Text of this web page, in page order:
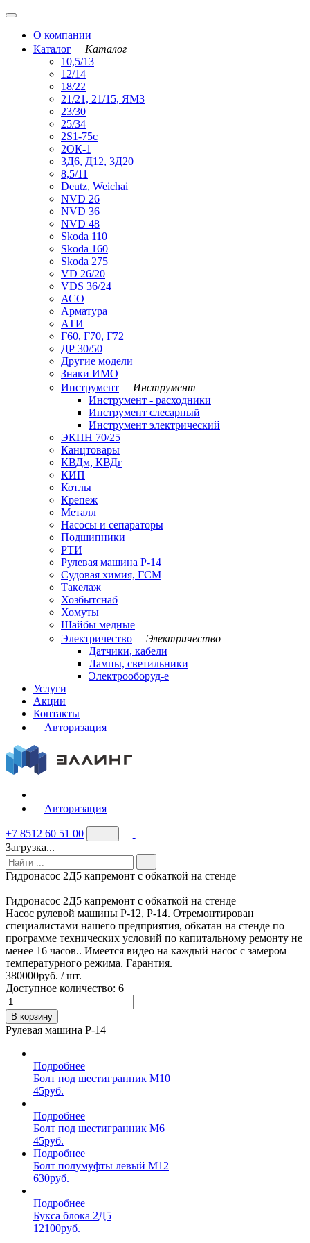
О компании
Каталог
Каталог
10,5/13
12/14
18/22
21/21, 21/15, ЯМЗ
23/30
25/34
2S1-75с
2ОК-1
3Д6, Д12, 3Д20
8,5/11
Deutz, Weichai
NVD 26
NVD 36
NVD 48
Skoda 110
Skoda 160
Skoda 275
VD 26/20
VDS 36/24
АСО
Арматура
АТИ
Г60, Г70, Г72
ДР 30/50
Другие модели
Знаки ИМО
Инструмент
Инструмент
Инструмент - расходники
Инструмент слесарный
Инструмент электрический
ЭКПН 70/25
Канцтовары
КВДм, КВДг
КИП
Котлы
Крепеж
Металл
Насосы и сепараторы
Подшипники
РТИ
Рулевая машина Р-14
Судовая химия, ГСМ
Такелаж
Хозбытснаб
Хомуты
Шайбы медные
Электричество
Электричество
Датчики, кабели
Лампы, светильники
Электрооборуд-е
Услуги
Акции
Контакты
Авторизация
Авторизация
+7 8512 60 51 00
Загрузка...
Гидронасос 2Д5 капремонт с обкаткой на стенде
Гидронасос 2Д5 капремонт с обкаткой на стенде
Насос рулевой машины Р-12, Р-14. Отремонтирован
специалистами нашего предприятия, обкатан на стенде по
программе технических условий по капитальному ремонту не
менее 16 часов.. Имеется видео на каждый насос с замером
температурного режима. Гарантия.
380000руб. / шт.
Доступное количество: 6
В корзину
Рулевая машина Р-14
Подробнее
Болт под шестигранник М10
45руб.
Подробнее
Болт под шестигранник М6
45руб.
Подробнее
Болт полумуфты левый М12
630руб.
Подробнее
Букса блока 2Д5
12100руб.